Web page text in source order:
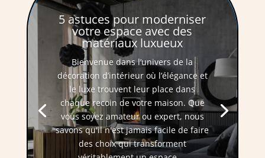
5 astuces pour moderniser
votre espace avec des
matériaux luxueux
Bienvenue dans l’univers de la
décoration d’intérieur où l’élégance et
le luxe trouvent leur place dans
chaque recoin de votre maison. Que
vous soyez amateur ou expert, nous
savons qu'il n'est jamais facile de faire
des choix qui transforment